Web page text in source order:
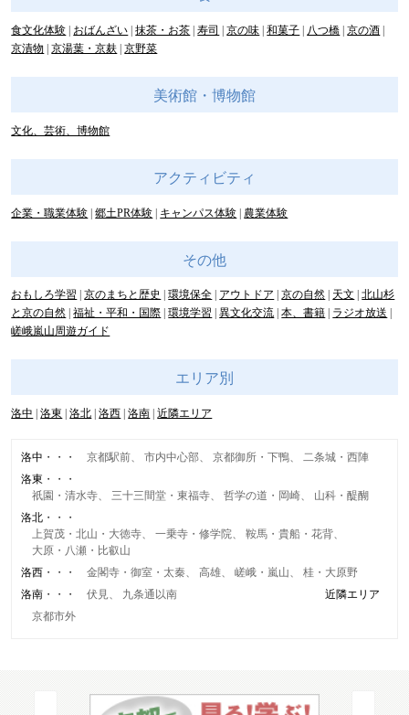
食文化体験 おばんざい 抹茶・お茶 寿司 京の味 和菓子 八つ橋 京の酒
京漬物
京湯葉・京麸 京野菜
美術館・博物館
文化、芸術、博物館
アクティビティ
企業・職業体験 郷土PR体験 キャンパス体験 農業体験
その他
おもしろ学習 京のまちと歴史 環境保全 アウトドア 京の自然 天文
北山杉
と京の自然 福祉・平和・国際 環境学習 異文化交流 本、書籍
ラジオ放送
嵯峨嵐山周遊ガイド
エリア別
洛中 洛東 洛北 洛西 洛南 近隣エリア
洛中 京都駅前 市内中心部 京都御所・下鴨
二条城・西陣
洛東
祇園・清水寺
三十三間堂・東福寺 哲学の道・岡崎
山科・醍醐
洛北
上賀茂・北山・大徳寺
一乗寺・修学院
鞍馬・貴船・花背
大原・八瀬・比叡山
洛西
金閣寺・御室・太秦 高雄 嵯峨・嵐山
桂・大原野
洛南
伏見 九条通以南
近隣エリア
京都市外